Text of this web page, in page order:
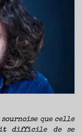
que celle
difficile de se